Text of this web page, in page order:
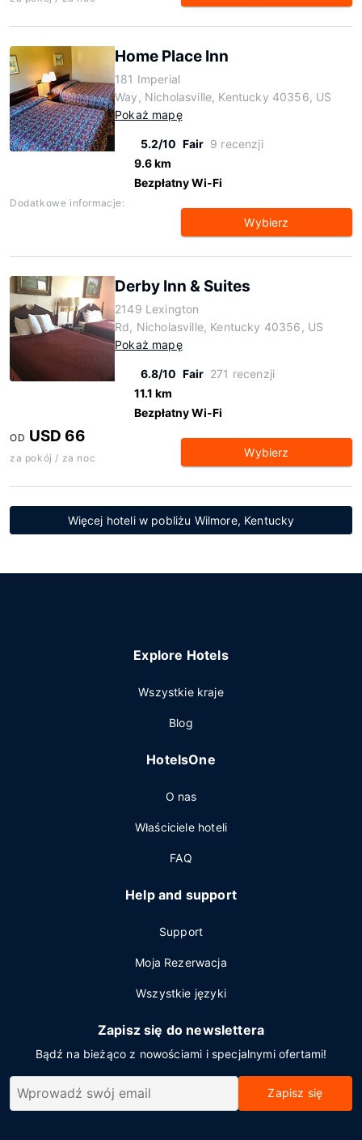
Home Place Inn
181 Imperial
Way, Nicholasville, Kentucky 40356, US
Pokaż mapę
5.2/10 Fair 9 recenzji
9.6 km
Bezpłatny Wi-Fi
Dodatkowe informacje:
Wybierz
Derby Inn & Suites
2149 Lexington
Rd, Nicholasville, Kentucky 40356, US
Pokaż mapę
6.8/10 Fair 271 recenzji
11.1 km
Bezpłatny Wi-Fi
OD USD 66
za pokój / za noc Wybierz
Więcej hoteli w pobliżu Wilmore, Kentucky
Explore Hotels
Wszystkie kraje
Blog
HotelsOne
O nas
Właściciele hoteli
FAQ
Help and support
Support
Moja Rezerwacja
Wszystkie języki
Zapisz się do newslettera
Bądź na bieżąco z nowościami i specjalnymi ofertami!
Zapisz się